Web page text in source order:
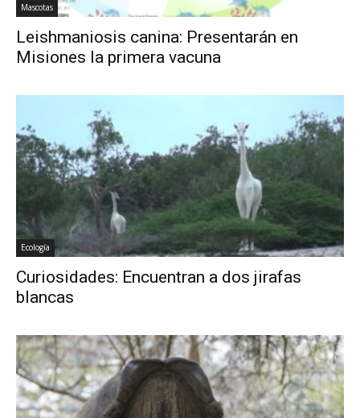
Mascotas
Leishmaniosis canina: Presentarán en
Misiones la primera vacuna
Ecología
Curiosidades: Encuentran a dos jirafas
blancas